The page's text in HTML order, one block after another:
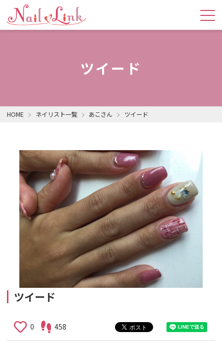
ツイード
HOME ネイリスト一覧 あこさん ツイード
ツイード
0 458